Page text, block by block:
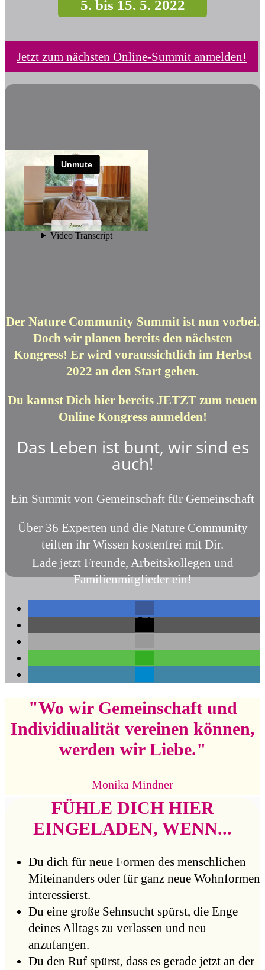
5. bis 15. 5. 2022
Jetzt zum nächsten Online-Summit anmelden!
Der Nature Community Summit ist nun vorbei.
Doch wir planen bereits den nächsten
Kongress! Er wird voraussichtlich im Herbst
2022 an den Start gehen.
Du kannst Dich hier bereits JETZT zum neuen
Online Kongress anmelden!
Das Leben ist bunt, wir sind es
auch!
Ein Summit von Gemeinschaft für Gemeinschaft
Über 36 Experten und die Nature Community
teilten ihr Wissen kostenfrei mit Dir.
Lade jetzt Freunde, Arbeitskollegen und
Familienmitglieder ein!
"Wo wir Gemeinschaft und
Individiualität vereinen können,
werden wir Liebe."
Monika Mindner
FÜHLE DICH HIER
EINGELADEN, WENN...
Du dich für neue Formen des menschlichen
Miteinanders oder für ganz neue Wohnformen
interessierst.
Du eine große Sehnsucht spürst, die Enge
deines Alltags zu verlassen und neu
anzufangen.
Du den Ruf spürst, dass es gerade jetzt an der